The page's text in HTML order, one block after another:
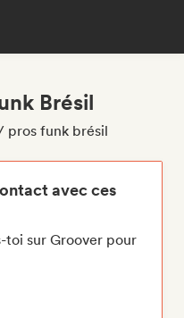
Brésil
pros funk brésil
avec ces
toi sur Groover pour